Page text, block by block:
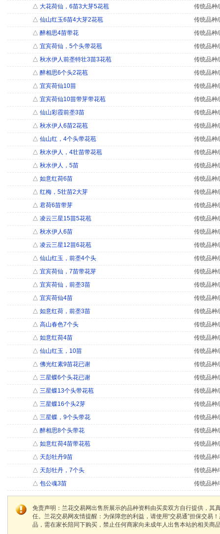
△ 大花荷仙，6苗3大芽5花苞
传统品种
△ 仙山红玉6苗4大芽2花苞
传统品种
△ 醉相思4苗带花
传统品种
△ 宜宾荷仙，5个头带花苞
传统品种
△ 秋水伊人前垄特壮3苗3花苞
传统品种
△ 醉相思6个头2花苞
传统品种
△ 宜宾荷仙10苗
传统品种
△ 宜宾荷仙10苗带芽带花苞
传统品种
△ 仙山彩霞前垄3苗
传统品种
△ 秋水伊人6苗2花苞
传统品种
△ 仙山红，4个头带花苞
传统品种
△ 秋水伊人，4壮苗带花苞
传统品种
△ 秋水伊人，5苗
传统品种
△ 如意红荷6苗
传统品种
△ 红梅，5壮苗2大芽
传统品种
△ 君荷6苗带芽
传统品种
△ 凌云三星15苗5花苞
传统品种
△ 秋水伊人6苗
传统品种
△ 凌云三星12苗6花苞
传统品种
△ 仙山红玉，前垄4个头
传统品种
△ 宜宾荷仙，7苗带花芽
传统品种
△ 宜宾荷仙，前垄3苗
传统品种
△ 宜宾荷仙4苗
传统品种
△ 如意红荷，前垄3苗
传统品种
△ 高山春色7个头
传统品种
△ 如意红荷4苗
传统品种
△ 仙山红玉，10苗
传统品种
△ 佛光红素9苗花已谢
传统品种
△ 三星蝶6个头花已谢
传统品种
△ 三星蝶13个头带花苞
传统品种
△ 三星蝶16个头2芽
传统品种
△ 三星蝶，9个头带花
传统品种
△ 醉相思8个头带花
传统品种
△ 如意红荷4苗带花苞
传统品种
△ 天彭牡丹9苗
传统品种
△ 天彭牡丹，7个头
传统品种
△ 包公魂3苗 传统品种
免责声明：兰花交易网出售所展示的品种资料由买卖双方自行提供，
任。兰花交易网友情提醒：为保障您的利益，请使用“交易通”担保交
品，需在家长陪同下购买，禁止任何商家向未成年人出售本站的相关商